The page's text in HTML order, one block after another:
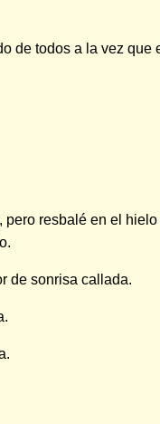
de todos a la vez que
resbalé en el
de sonrisa callada.